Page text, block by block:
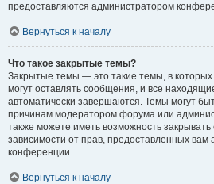
предоставляются администратором
Вернуться к началу
Что такое закрытые темы?
Закрытые темы — это такие темы, в
могут оставлять сообщения, и все
автоматически завершаются. Темы могут
причинам модератором форума или
также можете иметь возможность
зависимости от прав, предоставленных вам
конференции.
Вернуться к началу